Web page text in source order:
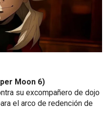
Moon 6)
su excompañero de dojo
el arco de redención de